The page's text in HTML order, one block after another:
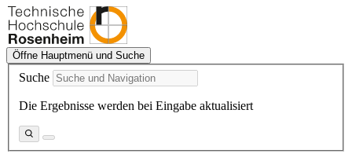
Öffne Hauptmenü und Suche
Suche
Die Ergebnisse werden bei Eingabe aktualisiert